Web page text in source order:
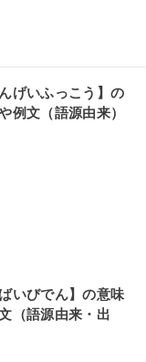
げいふっこう】の
例文（語源由来）
いびでん】の意味
（語源由来・出